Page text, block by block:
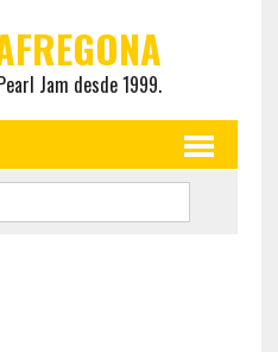
Jam desde 1999.